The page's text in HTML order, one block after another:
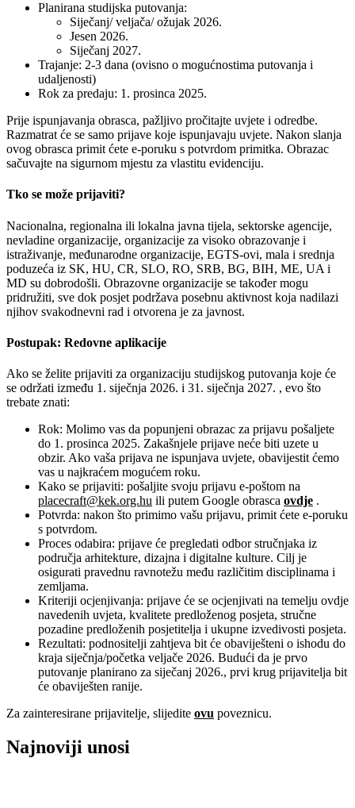
Planirana studijska putovanja:
Siječanj/ veljača/ ožujak 2026.
Jesen 2026.
Siječanj 2027.
Trajanje: 2-3 dana (ovisno o mogućnostima putovanja i
udaljenosti)
Rok za predaju: 1. prosinca 2025.
Prije ispunjavanja obrasca, pažljivo pročitajte uvjete i odredbe.
Razmatrat će se samo prijave koje ispunjavaju uvjete. Nakon slanja
ovog obrasca primit ćete e-poruku s potvrdom primitka. Obrazac
sačuvajte na sigurnom mjestu za vlastitu evidenciju.
Tko se može prijaviti?
Nacionalna, regionalna ili lokalna javna tijela, sektorske agencije,
nevladine organizacije, organizacije za visoko obrazovanje i
istraživanje, međunarodne organizacije, EGTS-ovi, mala i srednja
poduzeća iz SK, HU, CR, SLO, RO, SRB, BG, BIH, ME, UA i
MD su dobrodošli. Obrazovne organizacije se također mogu
pridružiti, sve dok posjet podržava posebnu aktivnost koja nadilazi
njihov svakodnevni rad i otvorena je za javnost.
Postupak: Redovne aplikacije
Ako se želite prijaviti za organizaciju studijskog putovanja koje će
se održati između 1. siječnja 2026. i 31. siječnja 2027. , evo što
trebate znati:
Rok: Molimo vas da popunjeni obrazac za prijavu pošaljete
do 1. prosinca 2025. Zakašnjele prijave neće biti uzete u
obzir. Ako vaša prijava ne ispunjava uvjete, obavijestit ćemo
vas u najkraćem mogućem roku.
Kako se prijaviti: pošaljite svoju prijavu e-poštom na
placecraft@kek.org.hu ili putem Google obrasca ovdje .
Potvrda: nakon što primimo vašu prijavu, primit ćete e-poruku
s potvrdom.
Proces odabira: prijave će pregledati odbor stručnjaka iz
područja arhitekture, dizajna i digitalne kulture. Cilj je
osigurati pravednu ravnotežu među različitim disciplinama i
zemljama.
Kriteriji ocjenjivanja: prijave će se ocjenjivati ​​na temelju ovdje
navedenih uvjeta, kvalitete predloženog posjeta, stručne
pozadine predloženih posjetitelja i ukupne izvedivosti posjeta.
Rezultati: podnositelji zahtjeva bit će obaviješteni o ishodu do
kraja siječnja/početka veljače 2026. Budući da je prvo
putovanje planirano za siječanj 2026., prvi krug prijavitelja bit
će obaviješten ranije.
Za zainteresirane prijavitelje, slijedite ovu poveznicu.
Najnoviji unosi